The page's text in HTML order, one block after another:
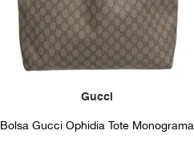
Gucci
Bolsa Gucci Ophidia Tote Monograma